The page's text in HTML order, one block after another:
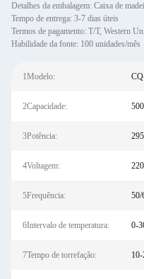
Detalhes da embalagem: Caixa de
Tempo de entrega: 3-7 dias úteis
Termos de pagamento: T/T, Western
Habilidade da fonte: 100 unidades/mês
1Modelo:
2Capacidade:
3Potência:
4Voltagem:
5Frequência: 50/
6Intervalo de temperatura: 0-
7Tempo de torrefação: